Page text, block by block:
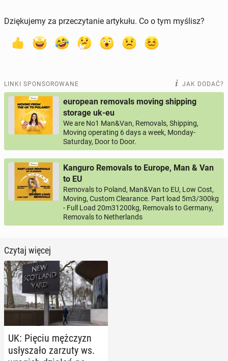
Dziękujemy za przeczytanie artykułu. Co o tym myślisz?
LINKI SPONSOROWANE JAK DODAĆ?
european removals moving shipping
storage uk-eu
We are No1 Man&Van, Removals, Shipping,
Moving operating 6 days a week, Monday-
Saturday, Door to Door.
Kanguro Removals to Europe, Man & Van
to EU
Removals to Poland, Man&Van to EU, Low Cost,
Moving, Custom Clearance. Part load 5m3/300kg
- Full Load 20m31200kg, Removals to Germany,
Removals to Netherlands
Czytaj więcej
UK: Pięciu męż­czyzn
usły­sza­ło zarzuty ws.